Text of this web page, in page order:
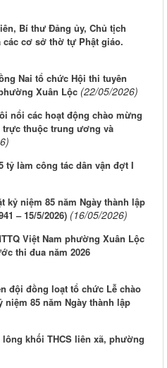
Bí thư Đảng ủy, Chủ tịch
cơ sở thờ tự Phật giáo.
Nai tổ chức Hội thi tuyên
Xuân Lộc (22/05/2026)
nổi các hoạt động chào mừng
thuộc trung ương và
tỷ làm công tác dân vận đợt I
kỷ niệm 85 năm Ngày thành lập
– 15/5/2026) (16/05/2026)
Việt Nam phường Xuân Lộc
thi đua năm 2026
đội đồng loạt tổ chức Lễ chào
85 năm Ngày thành lập
khối THCS liên xã, phường